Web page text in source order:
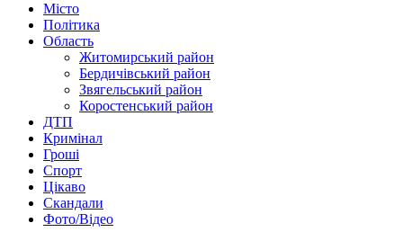
Місто
Політика
Область
Житомирський район
Бердичівський район
Звягельський район
Коростенський район
ДТП
Кримінал
Гроші
Спорт
Цікаво
Скандали
Фото/Відео